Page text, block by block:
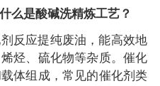
么是酸碱洗精炼工艺？
反应提纯废油，能高效地
烃、硫化物等杂质。催化
体组成，常见的催化剂类